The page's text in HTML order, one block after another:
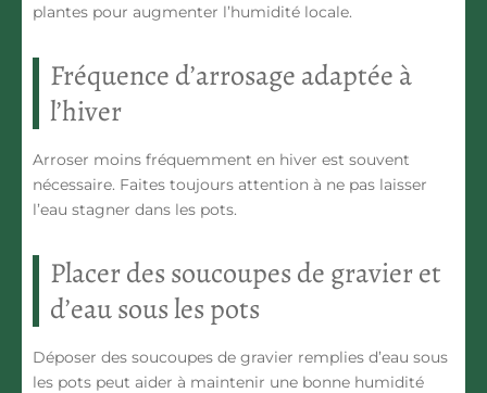
plantes pour augmenter l’humidité locale.
Fréquence d’arrosage adaptée à
l’hiver
Arroser moins fréquemment en hiver est souvent
nécessaire. Faites toujours attention à ne pas laisser
l’eau stagner dans les pots.
Placer des soucoupes de gravier et
d’eau sous les pots
Déposer des soucoupes de gravier remplies d’eau sous
les pots peut aider à maintenir une bonne humidité